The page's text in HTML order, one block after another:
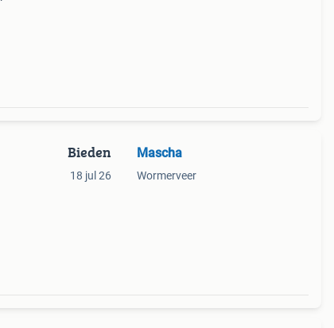
Bieden
18 jul 26
Mascha
Wormerveer